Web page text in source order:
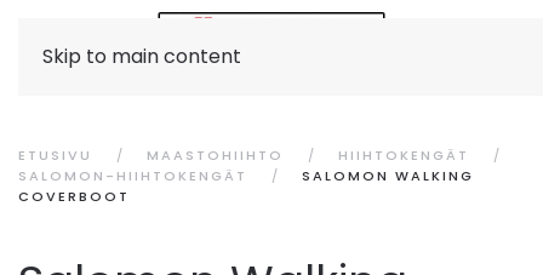
Skip to main content
ETUSIVU MAASTOHIIHTO
HIIHTOKENGÄT
SALOMON-HIIHTOKENGÄT
SALOMON WALKING
COVERBOOT